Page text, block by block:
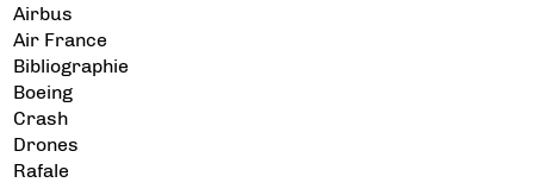
Airbus
Air France
Bibliographie
Boeing
Crash
Drones
Rafale